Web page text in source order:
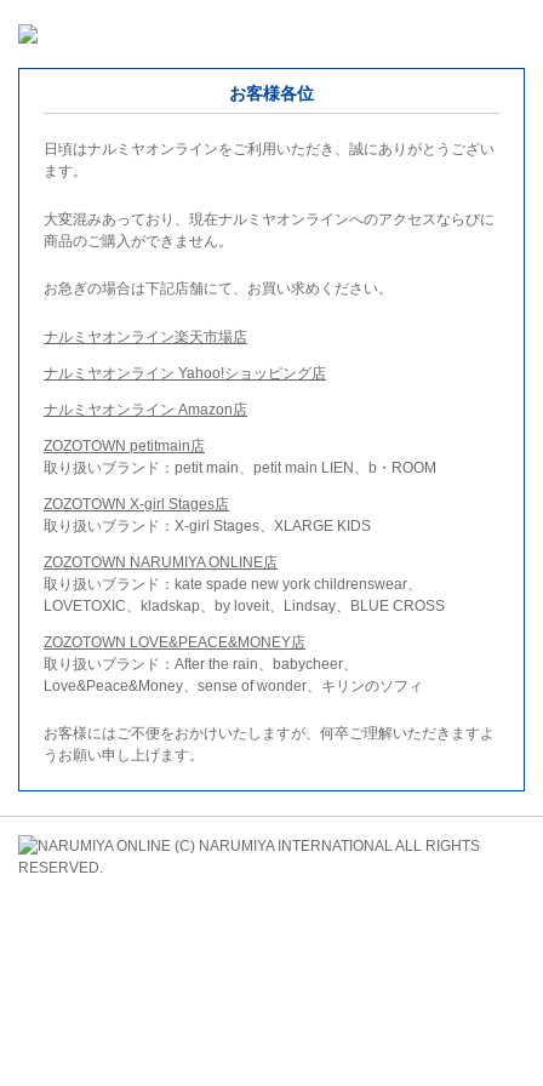
お客様各位
日頃はナルミヤオンラインをご利用いただき、誠にありがとうござい
ます。
大変混みあっており、現在ナルミヤオンラインへのアクセスならびに
商品のご購入ができません。
お急ぎの場合は下記店舗にて、お買い求めください。
ナルミヤオンライン楽天市場店
ナルミヤオンライン Yahoo!ショッピング店
ナルミヤオンライン Amazon店
ZOZOTOWN petitmain店
取り扱いブランド：petit main、petit main LIEN、b・ROOM
ZOZOTOWN X-girl Stages店
取り扱いブランド：X-girl Stages、XLARGE KIDS
ZOZOTOWN NARUMIYA ONLINE店
取り扱いブランド：kate spade new york childrenswear、
LOVETOXIC、kladskap、by loveit、Lindsay、BLUE CROSS
ZOZOTOWN LOVE&PEACE&MONEY店
取り扱いブランド：After the rain、babycheer、
Love&Peace&Money、sense of wonder、キリンのソフィ
お客様にはご不便をおかけいたしますが、何卒ご理解いただきますよ
うお願い申し上げます。